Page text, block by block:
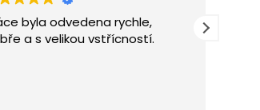
Řešila jsem akutní problém,
instalatér přijel během hodiny a